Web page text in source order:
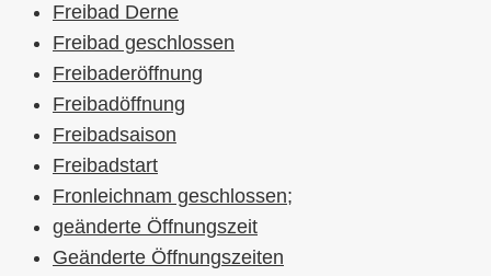
Freibad Derne
Freibad geschlossen
Freibaderöffnung
Freibadöffnung
Freibadsaison
Freibadstart
Fronleichnam geschlossen;
geänderte Öffnungszeit
Geänderte Öffnungszeiten